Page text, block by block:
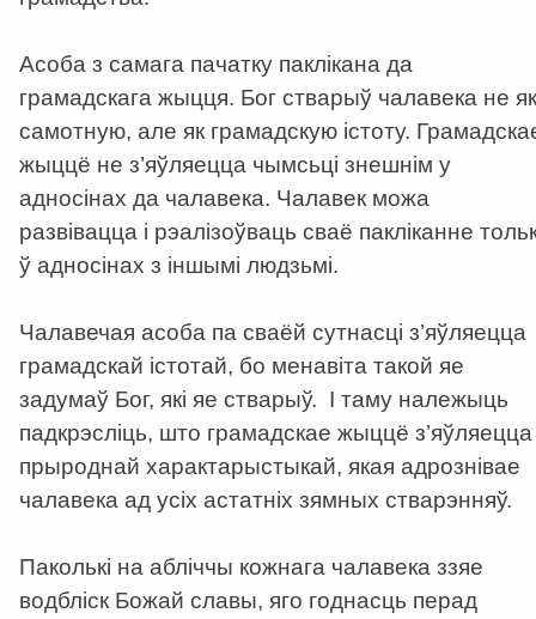
Асоба з самага пачатку паклікана да
грамадскага жыцця. Бог стварыў чалавека не як
самотную, але як грамадскую істоту.
жыццё не з’яўляецца чымсьці знешнім у
адносінах да чалавека. Чалавек можа
развівацца і рэалізоўваць сваё пакліканне
ў адносінах з іншымі людзьмі.
Чалавечая асоба па сваёй сутнасці з’яўляецца
грамадскай істотай, бо менавіта такой яе
задумаў Бог, які яе стварыў. І таму належыць
падкрэсліць, што грамадскае жыццё з’яўляецца
прыроднай характарыстыкай, якая адрознівае
чалавека ад усіх астатніх зямных стварэнняў.
Паколькі на абліччы кожнага чалавека ззяе
водбліск Божай славы, яго годнасць перад